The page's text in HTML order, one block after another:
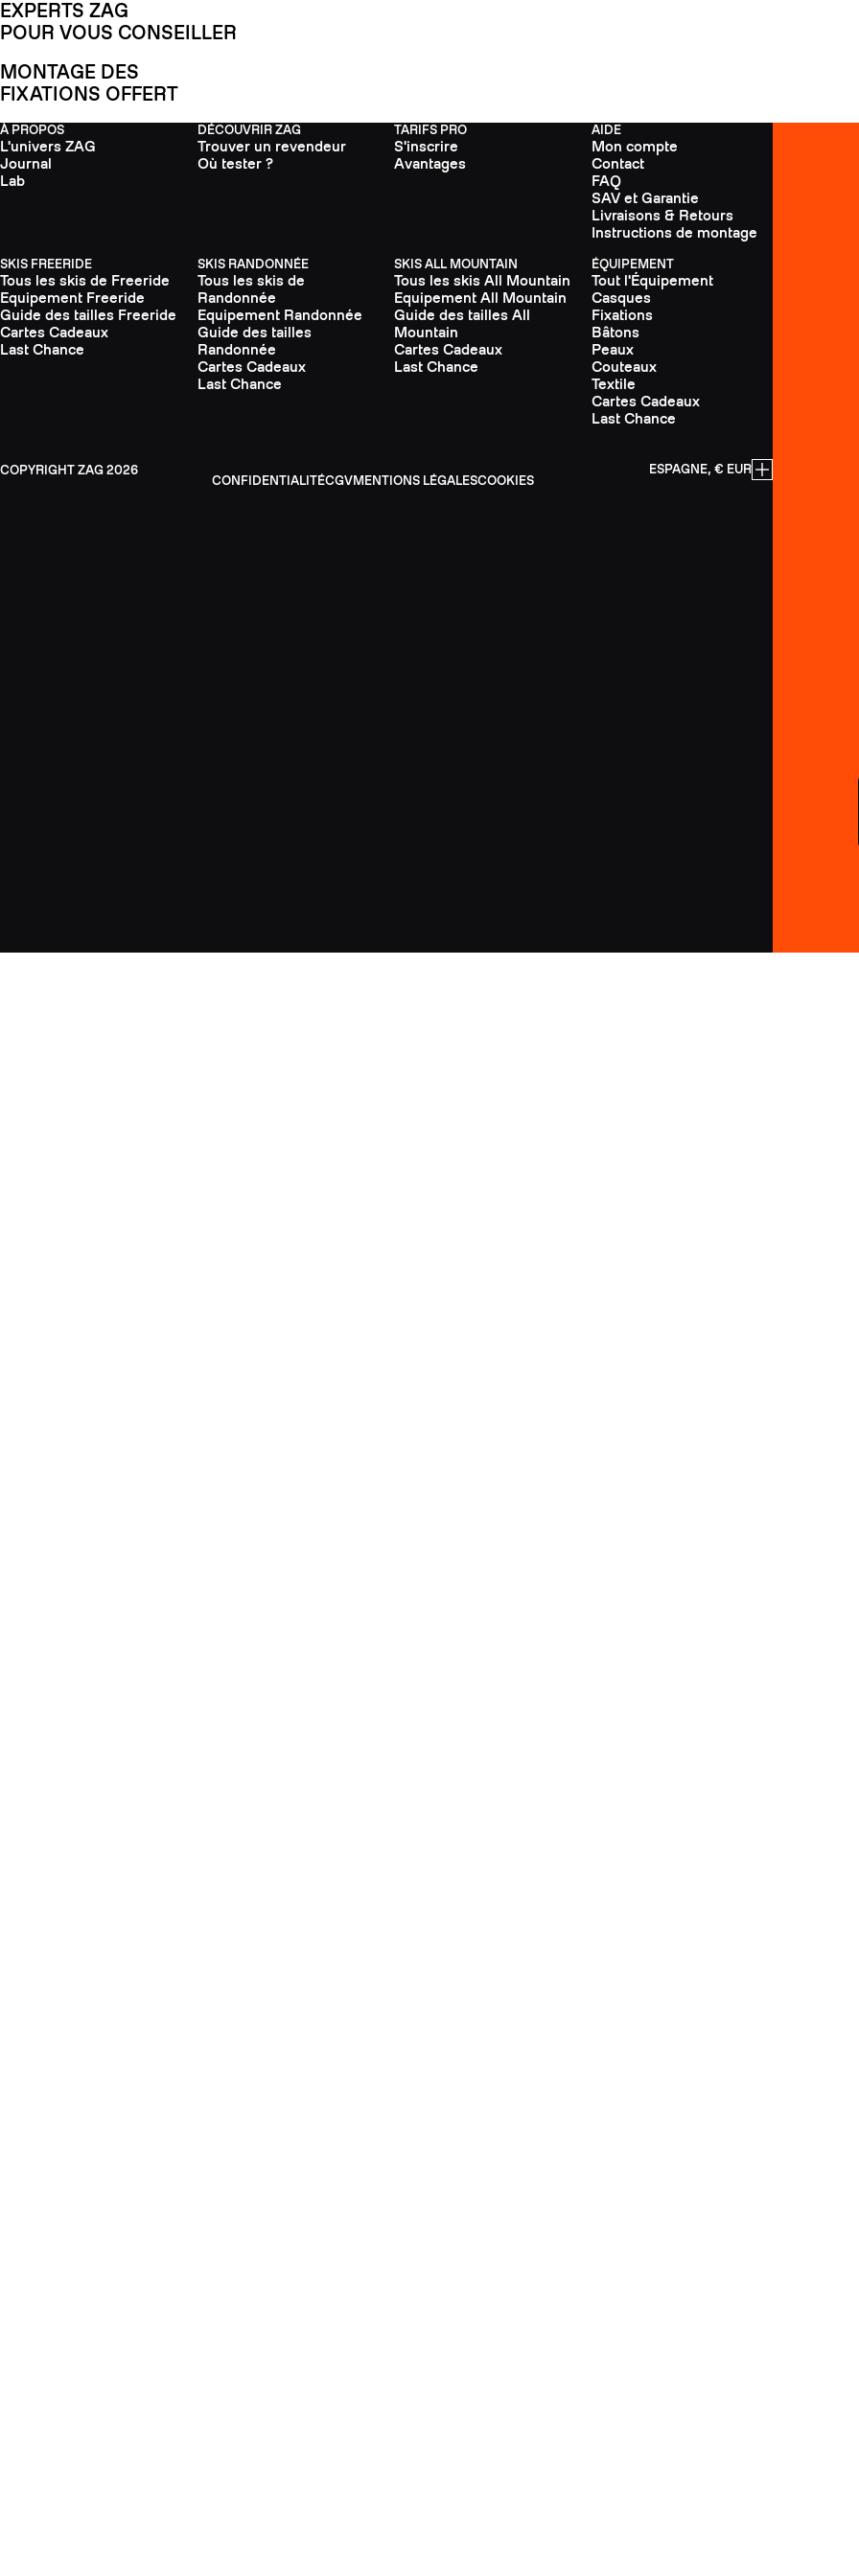
EXPERTS ZAG
POUR VOUS CONSEILLER
MONTAGE DES
FIXATIONS OFFERT
À PROPOS
L'univers ZAG
Journal
Lab
DÉCOUVRIR ZAG
Trouver un revendeur
Où tester ?
TARIFS PRO
S'inscrire
Avantages
AIDE
Mon compte
Contact
FAQ
SAV et Garantie
Livraisons & Retours
Instructions de montage
SKIS FREERIDE
Tous les skis de Freeride
Equipement Freeride
Guide des tailles Freeride
Cartes Cadeaux
Last Chance
SKIS RANDONNÉE
Tous les skis de
Randonnée
Equipement Randonnée
Guide des tailles
Randonnée
Cartes Cadeaux
Last Chance
SKIS ALL MOUNTAIN
Tous les skis All Mountain
Equipement All Mountain
Guide des tailles All
Mountain
Cartes Cadeaux
Last Chance
ÉQUIPEMENT
Tout l'Équipement
Casques
Fixations
Bâtons
Peaux
Couteaux
Textile
Cartes Cadeaux
Last Chance
CONFIDENTIALITÉCGVMENTIONS LÉGALESCOOKIES
ZAG 2026 ESPAGNE, € EUR